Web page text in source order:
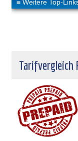
Tarifvergleich